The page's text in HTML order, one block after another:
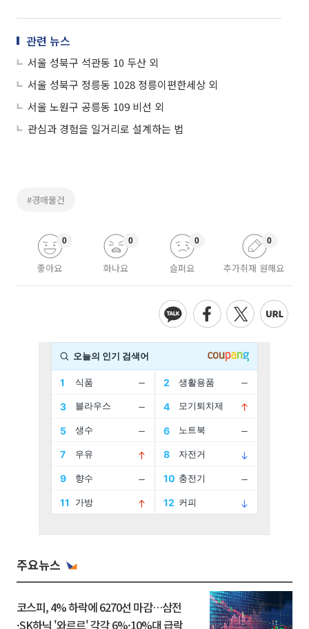
관련 뉴스
서울 성북구 석관동 10 두산 외
서울 성북구 정릉동 1028 정릉이편한세상 외
서울 노원구 공릉동 109 비선 외
관심과 경험을 일거리로 설계하는 법
#경매물건
좋아요
0
화나요
0
슬퍼요
0
추가취재 원해요
0
주요뉴스
코스피, 4% 하락에 6270선 마감…삼전
·SK하닉 '와르르' 각각 6%·10%대 급락